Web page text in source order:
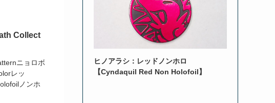
Collect
ニョロボ
レッ
ノンホ
ヒノアラシ：レッドノンホロ
【Cyndaquil Red Non Holofoil】